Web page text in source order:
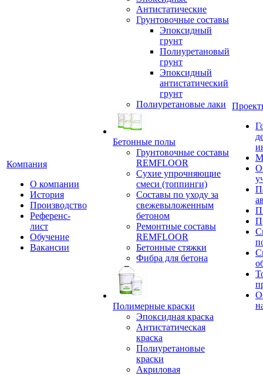
Компания
О компании
История
Производство
Референс-
лист
Обучение
Вакансии
Антистатические
Грунтовочные составы
Эпоксидный
грунт
Полиуретановый
грунт
Эпоксидный
антистатический
грунт
Полиуретановые лаки
Бетонные полы
Грунтовочные составы
REMFLOOR
Сухие упрочняющие
смеси (топпинги)
Составы по уходу за
свежевыложенным
бетоном
Ремонтные составы
REMFLOOR
Бетонные стяжки
Фибра для бетона
Полимерные краски
Эпоксидная краска
Антистатическая
краска
Полиуретановые
краски
Акриловая